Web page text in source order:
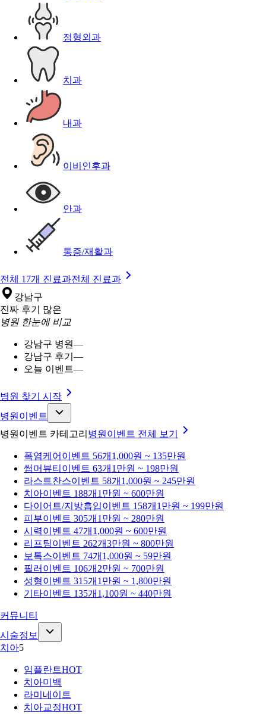
정형외과
치과
내과
이비인후과
안과
통증/재활과
전체 17개 진료과전체 진료과
강남구
진짜 후기 많은
병원 한눈에 비교
강남구 병원—
강남구 후기 —
오늘 이벤트—
병원 찾기 시작
병원이벤트
병원이벤트 카테고리 병원이벤트 전체 보기
폭염케어 이벤트 56개 1,000원 ~ 135만원
썸머뷰티 이벤트 63개 1만원 ~ 198만원
라스트찬스이벤트 58개 1,000원 ~ 245만원
치아이벤트 188개 1만원 ~ 600만원
다이어트/지방흡입이벤트 158개 1만원 ~ 199만원
피부이벤트 305개 1만원 ~ 280만원
시력이벤트 47개 1,000원 ~ 600만원
리프팅이벤트 262개3만원 ~ 800만원
보톡스이벤트 74개 1,000원 ~ 59만원
필러 이벤트 106개 2만원 ~ 700만원
성형이벤트 315개 1만원 ~ 1,800만원
기타이벤트 135개 1,100원 ~ 440만원
커뮤니티
시술정보
치아5
임플란트HOT
치아미백
라미네이트
치아교정HOT